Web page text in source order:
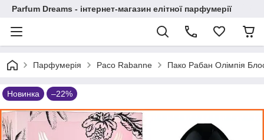
Parfum Dreams - інтернет-магазин елітної парфумерії
Парфумерія Paco Rabanne Пако Рабан Олімпія
Новинка –22%